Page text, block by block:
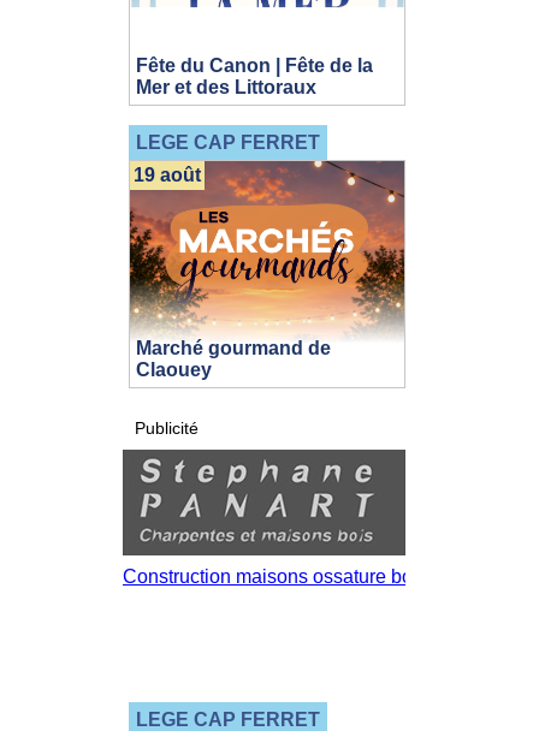
Fête du Canon | Fête de la
Mer et des Littoraux
LEGE CAP FERRET
Marché gourmand de
Claouey
19 août
Publicité
LEGE CAP FERRET